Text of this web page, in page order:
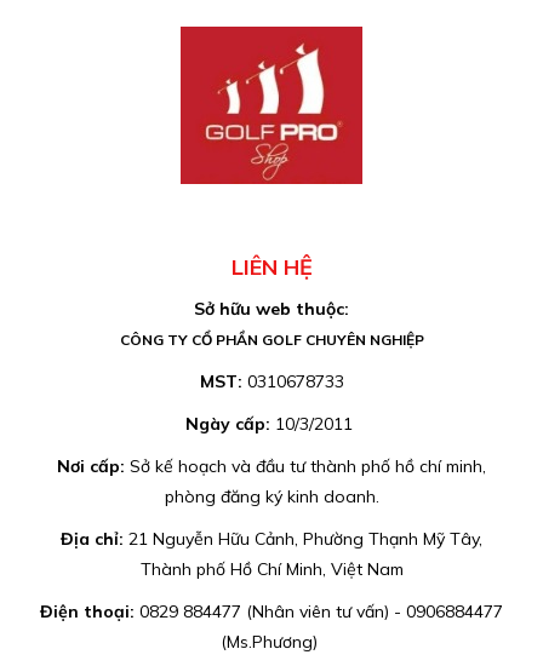
LIÊN HỆ
Sở hữu web thuộc:
CÔNG TY CỔ PHẦN GOLF CHUYÊN NGHIỆP
MST: 0310678733
Ngày cấp: 10/3/2011
Nơi cấp: Sở kế hoạch và đầu tư thành phố hồ chí minh,
phòng đăng ký kinh doanh.
Địa chỉ: 21 Nguyễn Hữu Cảnh, Phường Thạnh Mỹ Tây,
Thành phố Hồ Chí Minh, Việt Nam
Điện thoại: 0829 884477 (Nhân viên tư vấn) - 0906884477
(Ms.Phương)